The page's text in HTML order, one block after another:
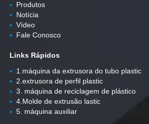
▪Produtos
▪Notícia
▪Vídeo
▪Fale Conosco
Links Rápidos
▪1.máquina da extrusora do tubo plastic
▪2.extrusora de perfil plastic
▪3. máquina de reciclagem de plástico
▪4.Molde de extrusão lastic
▪5. máquina auxiliar